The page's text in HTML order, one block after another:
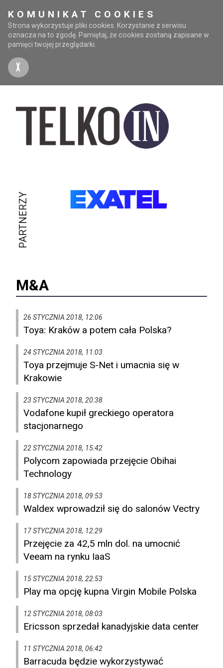
KOMUNIKAT COOKIES
Strona wykorzystuje pliki cookies. Korzystanie z serwisu
oznacza na to zgodę. Pamiętaj, że cookies zostaną zapisane w
pamięci twojej przeglądarki.
X
PARTNERZY
M&A
26 STYCZNIA 2018, 12:06
Toya: Kraków a potem cała Polska?
24 STYCZNIA 2018, 11:03
Toya przejmuje S-Net i umacnia się w
Krakowie
23 STYCZNIA 2018, 20:38
Vodafone kupił greckiego operatora
stacjonarnego
22 STYCZNIA 2018, 15:42
Polycom zapowiada przejęcie Obihai
Technology
18 STYCZNIA 2018, 09:53
Waldex wprowadził się do salonów Vectry
17 STYCZNIA 2018, 12:29
Przejęcie za 42,5 mln dol. na umocnić
Veeam na rynku IaaS
15 STYCZNIA 2018, 22:53
Play ma opcję kupna Virgin Mobile Polska
12 STYCZNIA 2018, 08:03
Ericsson sprzedał kanadyjskie data center
11 STYCZNIA 2018, 06:42
Barracuda będzie wykorzystywać